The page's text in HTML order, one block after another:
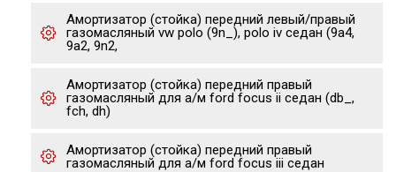
Амортизатор (стойка) передний левый/правый
газомасляный vw polo (9n_), polo iv седан (9a4,
9a2, 9n2,
Амортизатор (стойка) передний правый
газомасляный для а/м ford focus ii седан (db_,
fch, dh)
Амортизатор (стойка) передний правый
газомасляный для а/м ford focus iii седан